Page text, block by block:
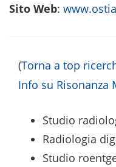
Sito Web:
(Torna a top
Info su Risonanza
Studio
Radiologia
Studio